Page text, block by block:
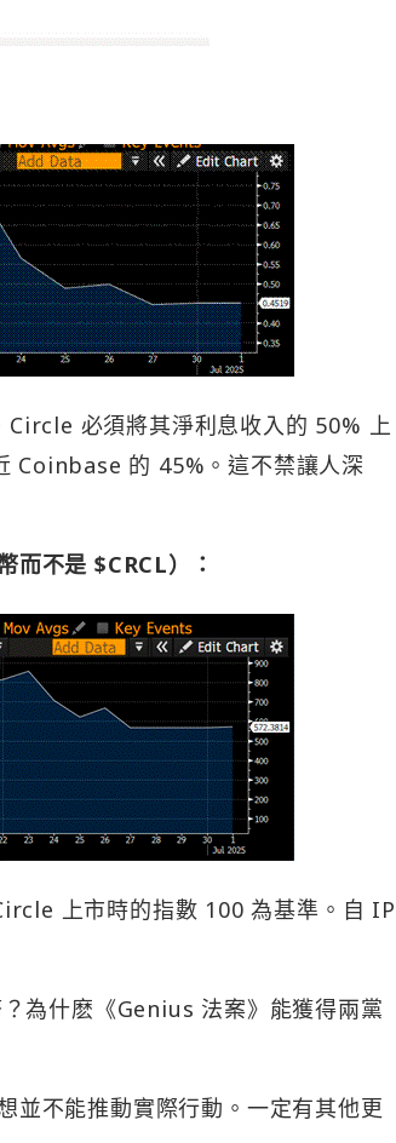
必須將其淨利息收入的 50% 上
Coinbase 的 45%。這不禁讓人深
而不是 $CRCL）：
上市時的指數 100 為基準。自 IP
為什麽《Genius 法案》能獲得兩黨
並不能推動實際行動。一定有其他更